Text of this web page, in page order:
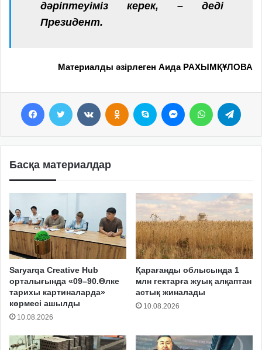
дәріптеуіміз керек, – деді
Президент.
Материалды әзірлеген Аида РАХЫМҚҰЛОВА
Басқа материалдар
Saryarqa Creative Hub
орталығында «09–90.Өлке
тарихы картиналарда»
көрмесі ашылды
10.08.2026
Қарағанды облысында 1
млн гектарға жуық алқаптан
астық жиналады
10.08.2026